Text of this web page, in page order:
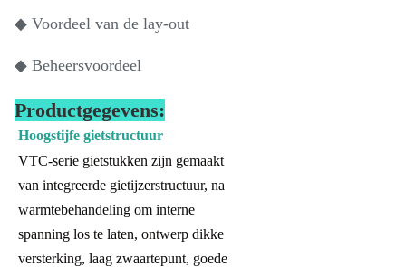
◆ Voordeel van de lay-out
◆ Beheersvoordeel
Productgegevens:
Hoogstijfe gietstructuur
VTC-serie gietstukken zijn gemaakt
van integreerde gietijzerstructuur, na
warmtebehandeling om interne
spanning los te laten, ontwerp dikke
versterking, laag zwaartepunt, goede